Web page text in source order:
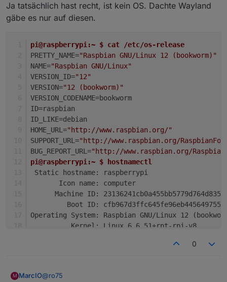
Ja tatsächlich hast recht, ist kein OS. Dachte Wayland
gäbe es nur auf diesen.
pi@raspberrypi:~ $ cat /etc/os-release
PRETTY_NAME="Raspbian GNU/Linux 12 (bookworm)"
NAME="Raspbian GNU/Linux"
VERSION_ID="12"
VERSION="12 (bookworm)"
VERSION_CODENAME=bookworm
ID=raspbian
ID_LIKE=debian
HOME_URL="http://www.raspbian.org/"
SUPPORT_URL="http://www.raspbian.org/
BUG_REPORT_URL="http://www.raspbian.org/
pi@raspberrypi:~ $ hostnamectl
Static hostname: raspberrypi
       Icon name: computer
Machine ID:
Boot ID:
Operating System: Raspbian GNU/Linux 12
          Kernel: Linux 6.6.51+rpt-rpi-v8
0
M MarcIO@ro75